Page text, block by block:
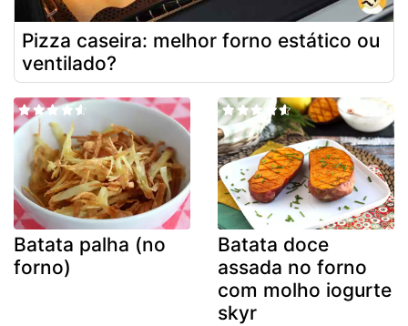
Pizza caseira: melhor forno estático ou
ventilado?
Batata palha (no
forno)
Batata doce
assada no forno
com molho iogurte
skyr